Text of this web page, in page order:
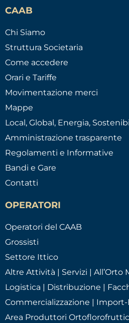
CAAB
Chi Siamo
Struttura Societaria
Come accedere
Orari e Tariffe
Movimentazione merci
Mappe
Local, Global, Energia,
Amministrazione trasparente
Regolamenti e Informative
Bandi e Gare
Contatti
OPERATORI
Operatori del CAAB
Grossisti
Settore Ittico
Altre Attività | Servizi | All’Orto
Logistica | Distribuzione |
Commercializzazione |
Area Produttori